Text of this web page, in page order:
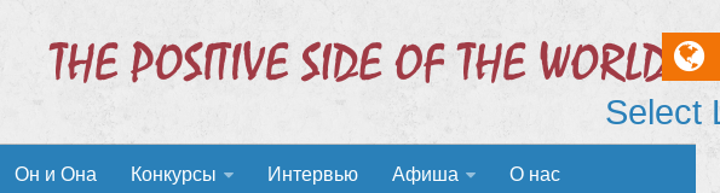
Он и Она Конкурсы Интервью Афиша О нас
Select